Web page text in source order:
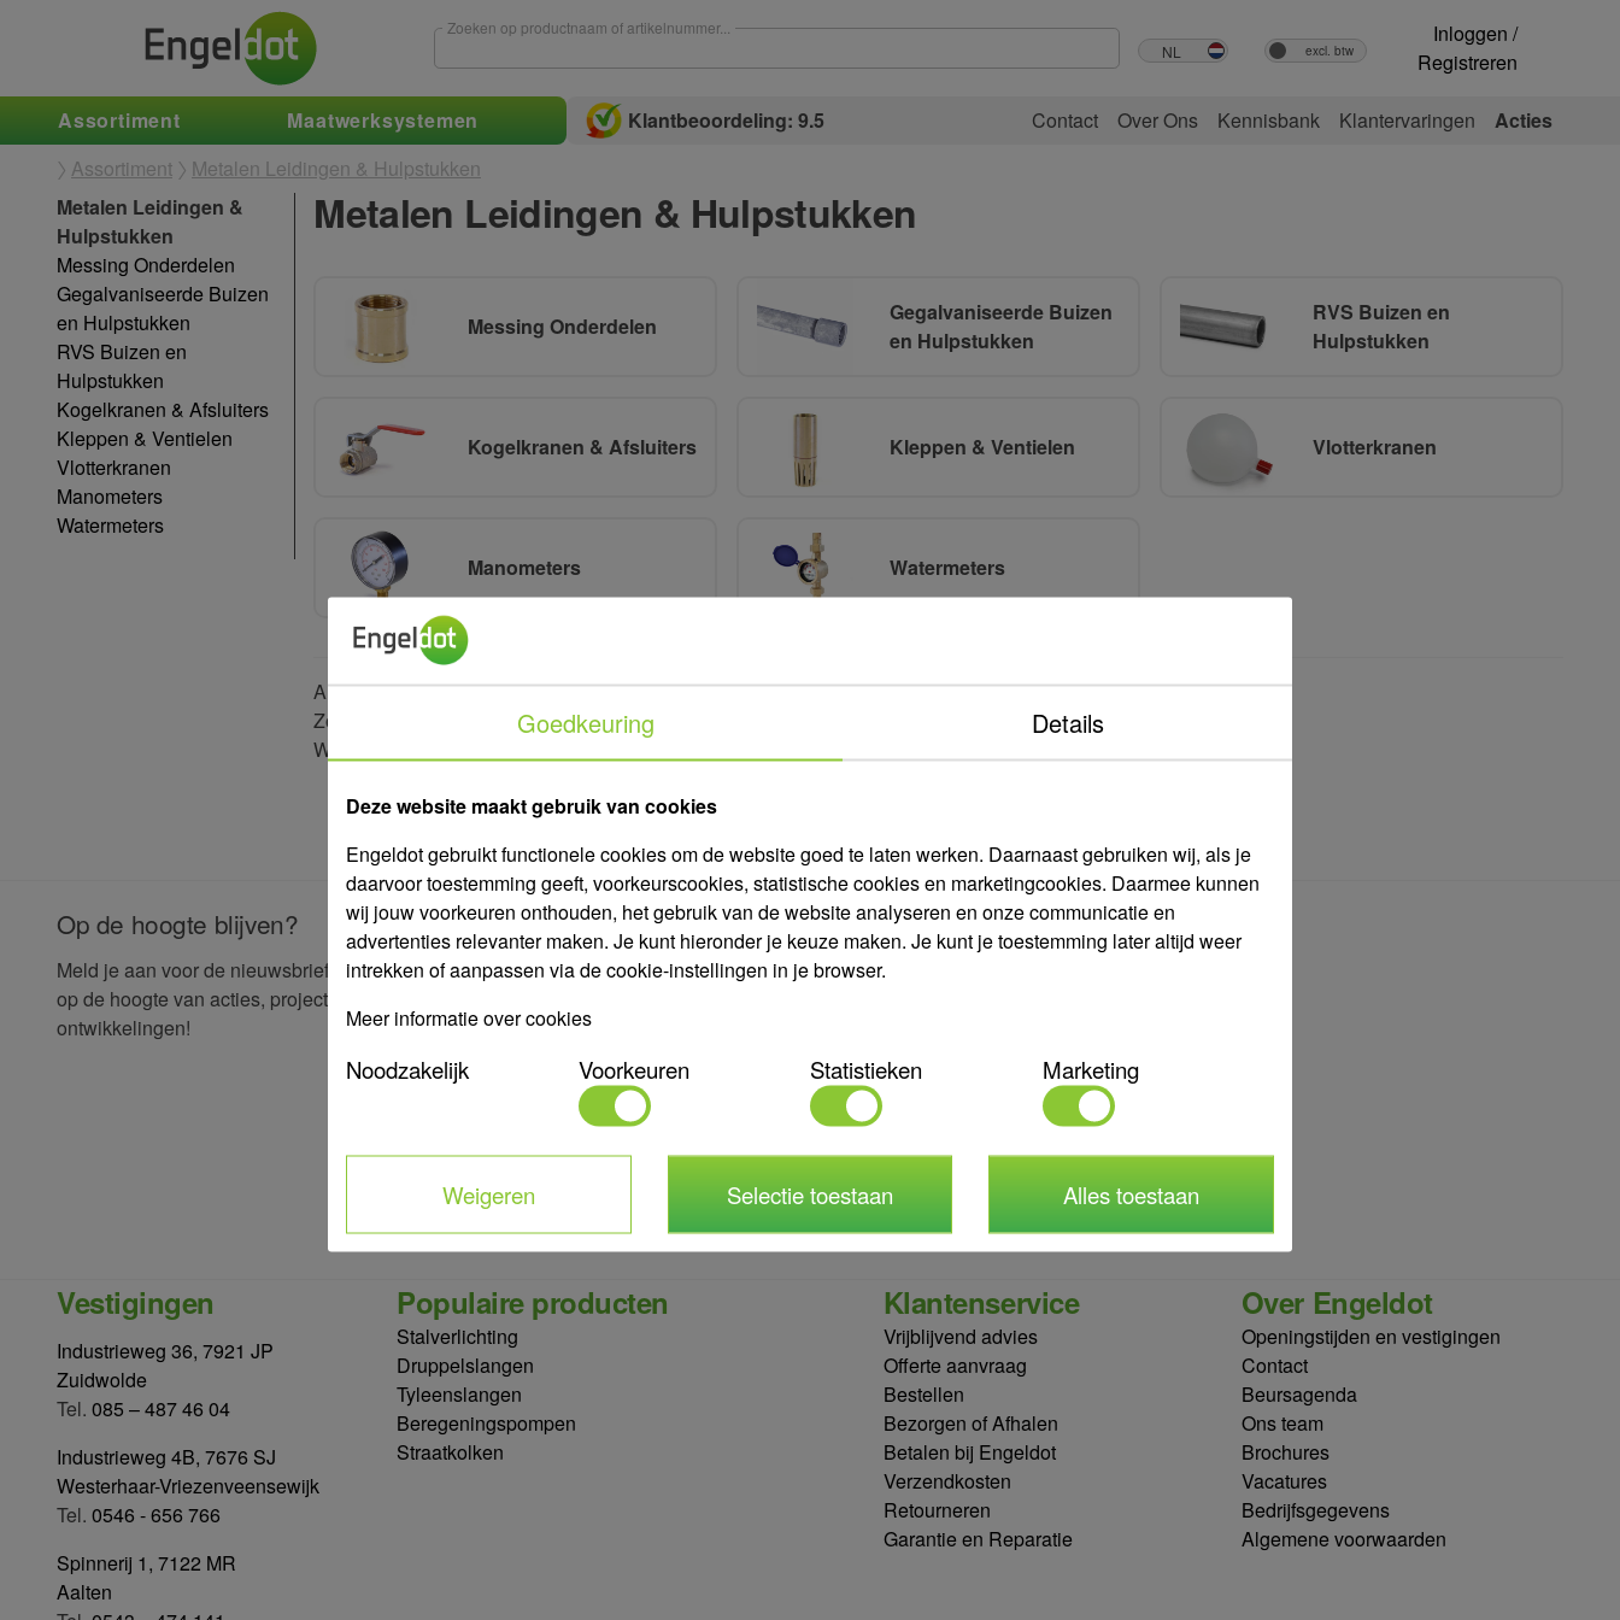
Zoeken op productnaam of artikelnummer...
Inloggen /
Registreren
Assortiment Maatwerksystemen Klantbeoordeling: 9.5 Contact Over Ons Kennisbank Klantervaringen
Acties
Assortiment
Metalen Leidingen & Hulpstukken
Metalen Leidingen &
Hulpstukken
Messing Onderdelen
Gegalvaniseerde Buizen
en Hulpstukken
RVS Buizen en
Hulpstukken
Kogelkranen & Afsluiters
Kleppen & Ventielen
Vlotterkranen
Manometers
Watermeters
Metalen Leidingen & Hulpstukken
Messing Onderdelen
Gegalvaniseerde Buizen
en Hulpstukken
RVS Buizen en
Hulpstukken
Kogelkranen & Afsluiters Kleppen & Ventielen Vlotterkranen
Manometers Watermeters
Alle prijzen zijnexcl.21% BTW.
Zonder inloggen zijn onze standaardprijzen zichtbaar.
Wil je graag jouw persoonlijke kortingsprijzen zien?
Op de hoogte blijven?
Meld je aan voor de nieuwsbrief en blijf
op de hoogte van acties, projecten en
ontwikkelingen!
*
E-mailadres*
*
Volg ons op social media
Vestigingen
Industrieweg 36, 7921 JP
Zuidwolde
Tel. 085 – 487 46 04
Industrieweg 4B, 7676 SJ
Westerhaar-Vriezenveensewijk
Tel. 0546 - 656 766
Spinnerij 1, 7122 MR
Aalten
Populaire producten
Stalverlichting
Druppelslangen
Tyleenslangen
Beregeningspompen
Straatkolken
Over Engeldot
Openingstijden en vestigingen
Contact
Beursagenda
Ons team
Brochures
Vacatures
Bedrijfsgegevens
Algemene voorwaarden
Klantenservice
Vrijblijvend advies
Offerte aanvraag
Bestellen
Bezorgen of Afhalen
Betalen bij Engeldot
Verzendkosten
Retourneren
Garantie en Reparatie
Goedkeuring Details
Deze website maakt gebruik van cookies
Engeldot gebruikt functionele cookies om de website goed te laten werken. Daarnaast gebruiken wij, als je
daarvoor toestemming geeft, voorkeurscookies, statistische cookies en marketingcookies. Daarmee kunnen
wij jouw voorkeuren onthouden, het gebruik van de website analyseren en onze communicatie en
advertenties relevanter maken. Je kunt hieronder je keuze maken. Je kunt je toestemming later altijd weer
intrekken of aanpassen via de cookie-instellingen in je browser.
Meer informatie over cookies
Noodzakelijk Voorkeuren Statistieken Marketing
Weigeren Selectie toestaan Alles toestaan